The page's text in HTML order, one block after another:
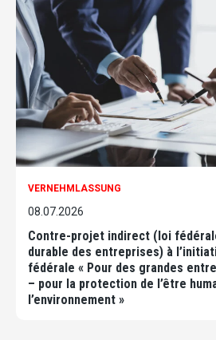
VERNEHMLASSUNG
08.07.2026
Contre-projet indirect (loi
durable des entreprises) à
fédérale « Pour des grandes
– pour la protection de l’être
l’environnement »